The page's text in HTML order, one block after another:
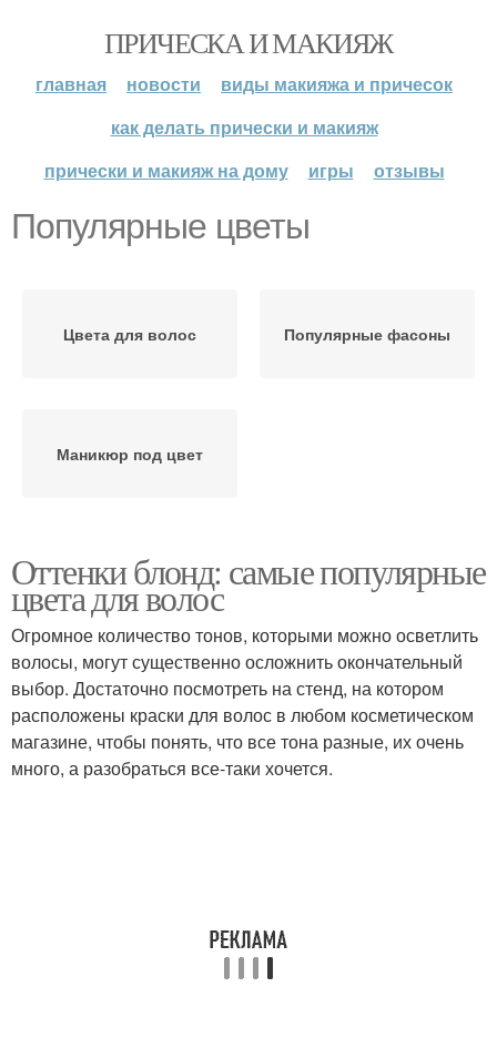
ПРИЧЕСКА И МАКИЯЖ
главная новости
виды макияжа и причесок
как делать прически и макияж
прически и макияж на дому
игры отзывы
Популярные цветы
Цвета для волос Популярные фасоны
Маникюр под цвет
Оттенки блонд: самые популярные
цвета для волос
Огромное количество тонов, которыми можно осветлить
волосы, могут существенно осложнить окончательный
выбор. Достаточно посмотреть на стенд, на котором
расположены краски для волос в любом косметическом
магазине, чтобы понять, что все тона разные, их очень
много, а разобраться все-таки хочется.